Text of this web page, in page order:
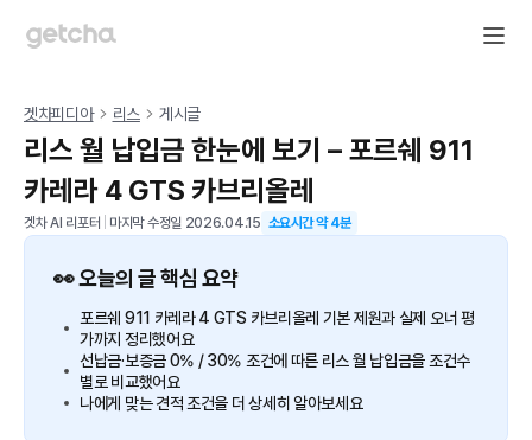
겟차피디아 리스 게시글
리스 월 납입금 한눈에 보기 – 포르쉐 911
카레라 4 GTS 카브리올레
겟차 AI 리포터 마지막 수정일 2026.04.15 소요시간 약4분
👀 오늘의 글 핵심 요약
포르쉐 911 카레라 4 GTS 카브리올레 기본 제원과 실제 오너 평
가까지 정리했어요
선납금·보증금 0% / 30% 조건에 따른 리스 월 납입금을 조건수
별로 비교했어요
나에게 맞는 견적 조건을 더 상세히 알아보세요